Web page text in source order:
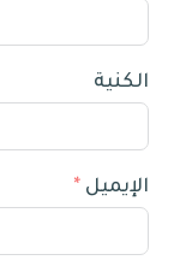
الكنية
الإيميل